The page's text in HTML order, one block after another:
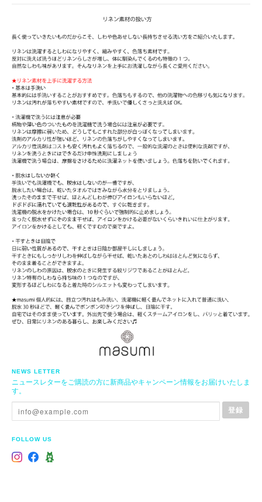
NEWS LETTER
ニュースレターをご購読の方に新商品やキャンペーン情報をお届けいたしま
す。
登録
FOLLOW US